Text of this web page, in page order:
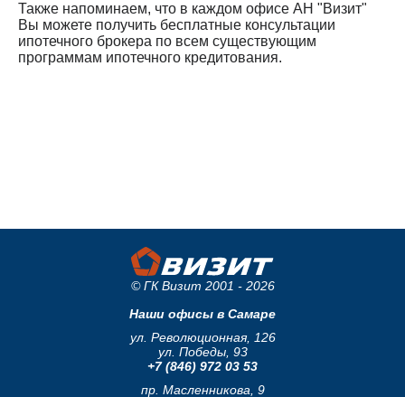
Также напоминаем, что в каждом офисе АН "Визит"
Вы можете получить бесплатные консультации
ипотечного брокера по всем существующим
программам ипотечного кредитования.
© ГК Визит 2001 - 2026
Наши офисы в Самаре
ул. Революционная, 126
ул. Победы, 93
+7 (846) 972 03 53
пр. Масленникова, 9